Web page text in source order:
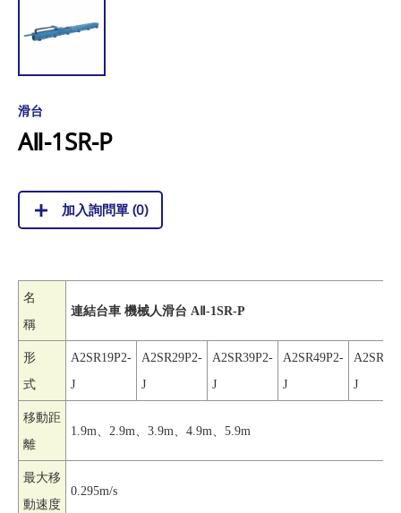
滑台
AⅡ-1SR-P
加入詢問單 (0)
名
稱
連結台車 機械人滑台 AⅡ-1SR-P
形
式
A2SR19P2-
J
A2SR29P2-
J
A2SR39P2-
J
A2SR49P2-
J
J
移動距
離
1.9m、2.9m、3.9m、4.9m、5.9m
最大移
動速度
0.295m/s